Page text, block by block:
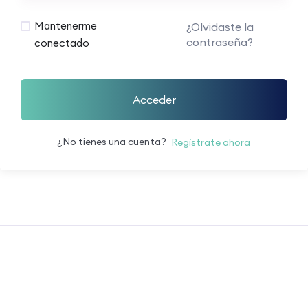
Mantenerme
conectado
¿Olvidaste la
contraseña?
Acceder
¿No tienes una cuenta? Regístrate ahora